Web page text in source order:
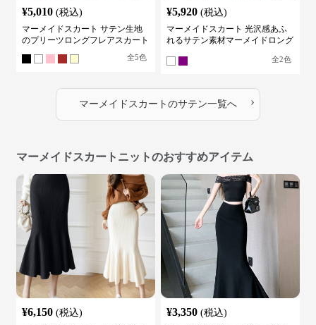
¥5,010 (税込)
マーメイドスカート サテン生地
のプリーツロングフレアスカート
全5色
¥5,920 (税込)
マーメイドスカート 光沢感あふ
れるサテン素材マーメイドロング
全2色
マーメイドスカート のサテン一覧へ ›
マーメイドスカートニットのおすすめアイテム
¥6,150 (税込) ¥3,350 (税込)